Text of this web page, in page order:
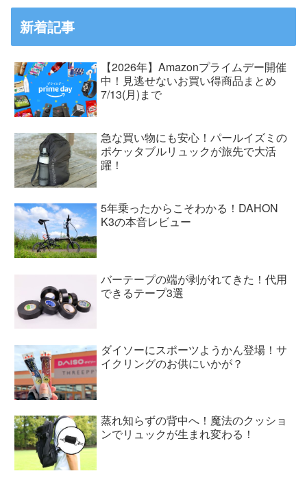
新着記事
【2026年】Amazonプライムデー開催
中！見逃せないお買い得商品まとめ
7/13(月)まで
急な買い物にも安心！パールイズミの
ポケッタブルリュックが旅先で大活
躍！
5年乗ったからこそわかる！DAHON
K3の本音レビュー
バーテープの端が剥がれてきた！代用
できるテープ3選
ダイソーにスポーツようかん登場！サ
イクリングのお供にいかが？
蒸れ知らずの背中へ！魔法のクッショ
ンでリュックが生まれ変わる！